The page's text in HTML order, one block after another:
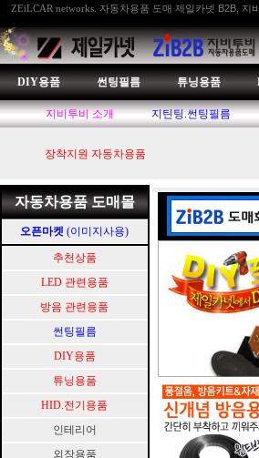
ZEiLCAR networks. 자동차용품 도매 제일카넷 B2B, 지
DIY용품 썬팅필름 튜닝용품
지비투비 소개 지틴팅.썬팅필름
장착지원 자동차용품
자동차용품 도매몰
오픈마켓 (이미지사용)
추천상품
LED 관련용품
방음 관련용품
썬팅필름
DIY용품
튜닝용품
HID.전기용품
인테리어
외장용품